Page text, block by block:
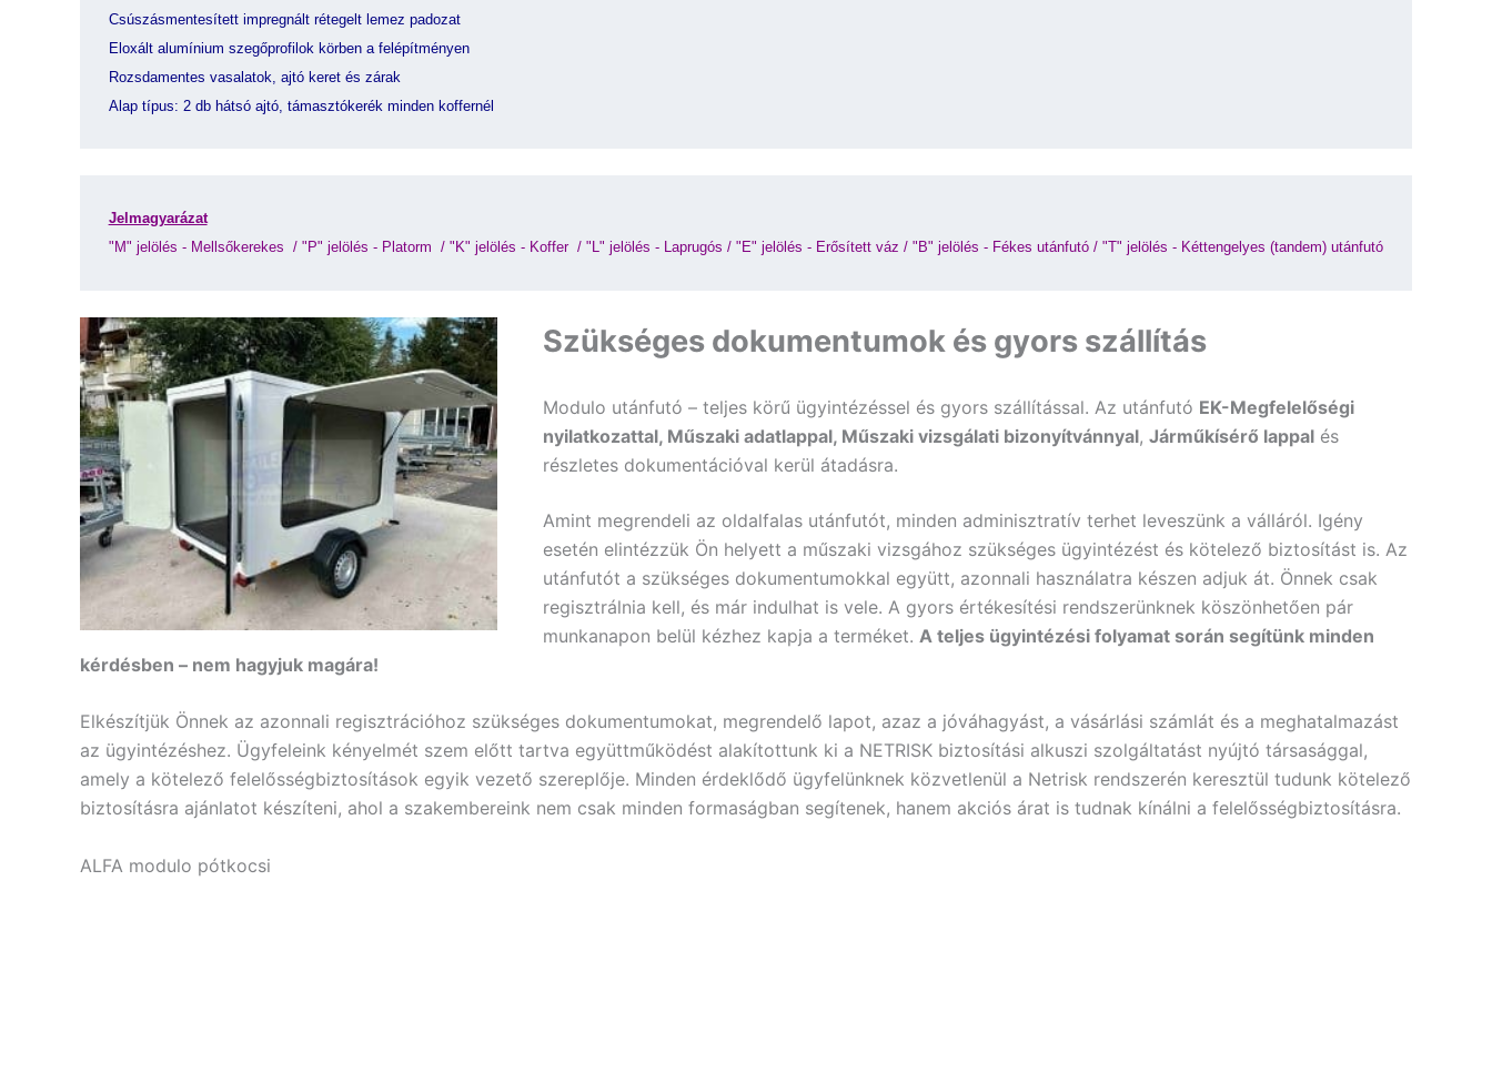
Csúszásmentesített impregnált rétegelt lemez padozat
Eloxált alumínium szegőprofilok körben a felépítményen
Rozsdamentes vasalatok, ajtó keret és zárak
Alap típus: 2 db hátsó ajtó, támasztókerék minden koffernél
Jelmagyarázat
"M" jelölés - Mellsőkerekes / "P" jelölés - Platorm / "K" jelölés - Koffer / "L" jelölés - Laprugós / "E" jelölés - Erősített váz / "B" jelölés - Fékes utánfutó / "T" jelölés - Kéttengelyes (tandem) utánfutó
Szükséges dokumentumok és gyors szállítás
Modulo utánfutó – teljes körű ügyintézéssel és gyors szállítással. Az utánfutó EK-Megfelelőségi
nyilatkozattal, Műszaki adatlappal, Műszaki vizsgálati bizonyítvánnyal, Járműkísérő lappalés
részletes dokumentációval kerül átadásra.
Amint megrendeli az oldalfalas utánfutót, minden adminisztratív terhet leveszünk a válláról. Igény
esetén elintézzük Ön helyett a műszaki vizsgához szükséges ügyintézést és kötelező biztosítást is. Az
utánfutót a szükséges dokumentumokkal együtt, azonnali használatra készen adjuk át. Önnek csak
regisztrálnia kell, és már indulhat is vele. A gyors értékesítési rendszerünknek köszönhetően pár
munkanapon belül kézhez kapja a terméket. A teljes ügyintézési folyamat során segítünk minden
kérdésben – nem hagyjuk magára!
Elkészítjük Önnek az azonnali regisztrációhoz szükséges dokumentumokat, megrendelő lapot, azaz a jóváhagyást, a vásárlási számlát és a meghatalmazást
az ügyintézéshez. Ügyfeleink kényelmét szem előtt tartva együttműködést alakítottunk ki a NETRISK biztosítási alkuszi szolgáltatást nyújtó társasággal,
amely a kötelező felelősségbiztosítások egyik vezető szereplője. Minden érdeklődő ügyfelünknek közvetlenül a Netrisk rendszerén keresztül tudunk kötelező
biztosításra ajánlatot készíteni, ahol a szakembereink nem csak minden formaságban segítenek, hanem akciós árat is tudnak kínálni a felelősségbiztosításra.
ALFA modulo pótkocsi